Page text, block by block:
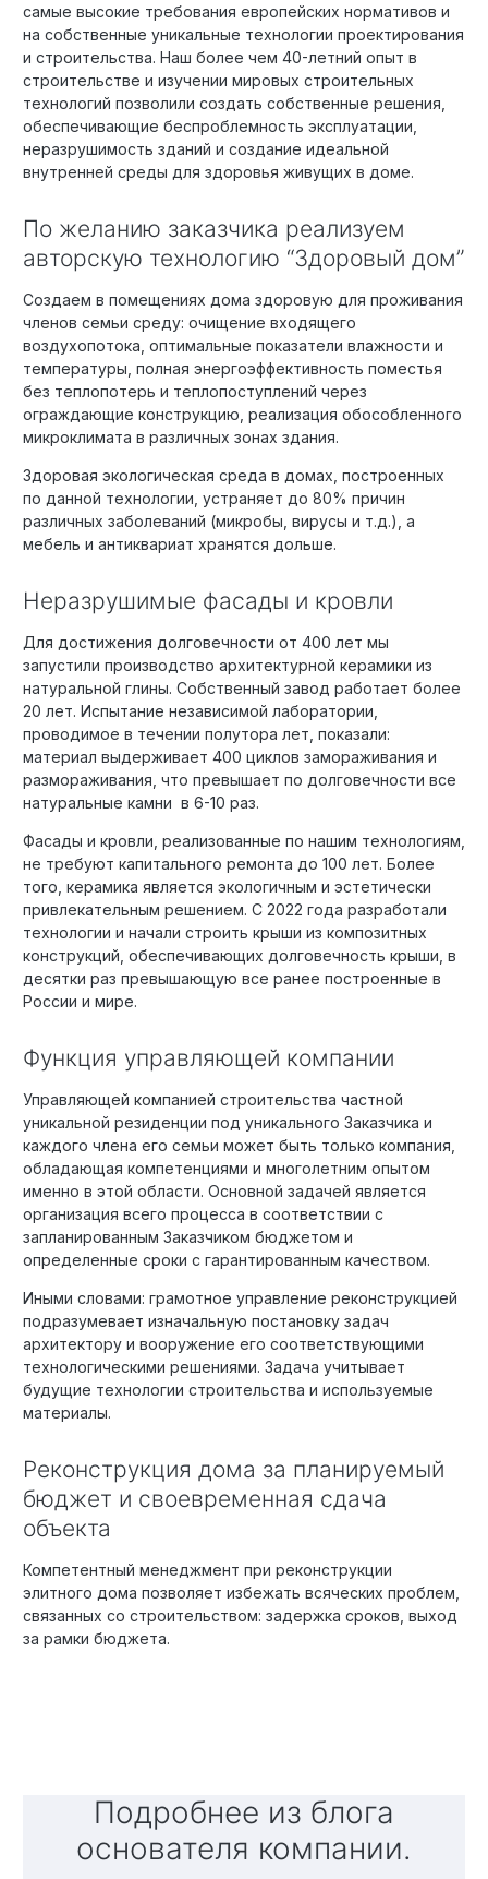
самые высокие требования европейских нормативов и
на собственные уникальные технологии проектирования
и строительства. Наш более чем 40-летний опыт в
строительстве и изучении мировых строительных
технологий позволили создать собственные решения,
обеспечивающие беспроблемность эксплуатации,
неразрушимость зданий и создание идеальной
внутренней среды для здоровья живущих в доме.
По желанию заказчика реализуем
авторскую технологию “Здоровый дом”
Создаем в помещениях дома здоровую для проживания
членов семьи среду: очищение входящего
воздухопотока, оптимальные показатели влажности и
температуры, полная энергоэффективность поместья
без теплопотерь и теплопоступлений через
ограждающие конструкцию, реализация обособленного
микроклимата в различных зонах здания.
Здоровая экологическая среда в домах, построенных
по данной технологии, устраняет до 80% причин
различных заболеваний (микробы, вирусы и т.д.), а
мебель и антиквариат хранятся дольше.
Неразрушимые фасады и кровли
Для достижения долговечности от 400 лет мы
запустили производство архитектурной керамики из
натуральной глины. Собственный завод работает более
20 лет. Испытание независимой лаборатории,
проводимое в течении полутора лет, показали:
материал выдерживает 400 циклов замораживания и
размораживания, что превышает по долговечности все
натуральные камни в 6-10 раз.
Фасады и кровли, реализованные по нашим технологиям,
не требуют капитального ремонта до 100 лет. Более
того, керамика является экологичным и эстетически
привлекательным решением. С 2022 года разработали
технологии и начали строить крыши из композитных
конструкций, обеспечивающих долговечность крыши, в
десятки раз превышающую все ранее построенные в
России и мире.
Функция управляющей компании
Управляющей компанией строительства частной
уникальной резиденции под уникального Заказчика и
каждого члена его семьи может быть только компания,
обладающая компетенциями и многолетним опытом
именно в этой области. Основной задачей является
организация всего процесса в соответствии с
запланированным Заказчиком бюджетом и
определенные сроки с гарантированным качеством.
Иными словами: грамотное управление реконструкцией
подразумевает изначальную постановку задач
архитектору и вооружение его соответствующими
технологическими решениями. Задача учитывает
будущие технологии строительства и используемые
материалы.
Реконструкция дома за планируемый
бюджет и своевременная сдача
объекта
Компетентный менеджмент при реконструкции
элитного дома позволяет избежать всяческих проблем,
связанных со строительством: задержка сроков, выход
за рамки бюджета.
Подробнее из блога
основателя компании.